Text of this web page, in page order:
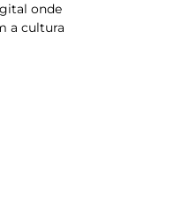
onde
a cultura